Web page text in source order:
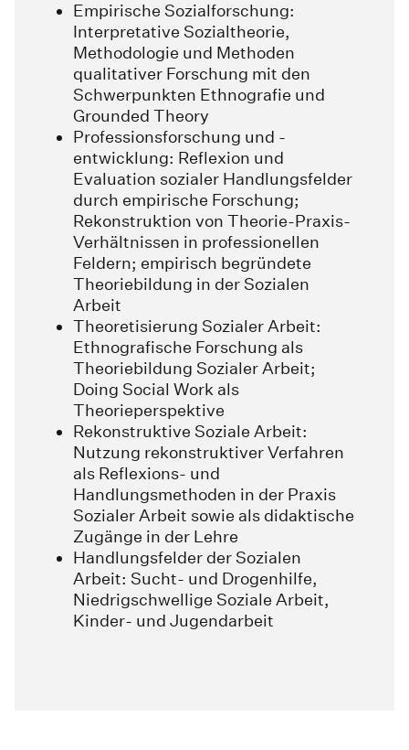
Empirische Sozialforschung:
Interpretative Sozialtheorie,
Methodologie und Methoden
qualitativer Forschung mit den
Schwerpunkten Ethnografie und
Grounded Theory
Professionsforschung und -
entwicklung: Reflexion und
Evaluation sozialer Handlungsfelder
durch empirische Forschung;
Rekonstruktion von Theorie-Praxis-
Verhältnissen in professionellen
Feldern; empirisch begründete
Theoriebildung in der Sozialen
Arbeit
Theoretisierung Sozialer Arbeit:
Ethnografische Forschung als
Theoriebildung Sozialer Arbeit;
Doing Social Work als
Theorieperspektive
Rekonstruktive Soziale Arbeit:
Nutzung rekonstruktiver Verfahren
als Reflexions- und
Handlungsmethoden in der Praxis
Sozialer Arbeit sowie als didaktische
Zugänge in der Lehre
Handlungsfelder der Sozialen
Arbeit: Sucht- und Drogenhilfe,
Niedrigschwellige Soziale Arbeit,
Kinder- und Jugendarbeit